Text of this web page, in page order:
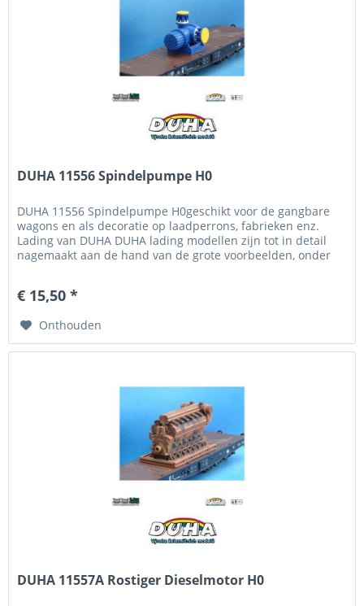
DUHA 11556 Spindelpumpe H0
DUHA 11556 Spindelpumpe H0geschikt voor de gangbare
wagons en als decoratie op laadperrons, fabrieken enz.
Lading van DUHA DUHA lading modellen zijn tot in detail
nagemaakt aan de hand van de grote voorbeelden, onder
€ 15,50 *
Onthouden
DUHA 11557A Rostiger Dieselmotor H0